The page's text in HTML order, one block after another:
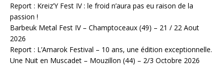
Report : Kreiz’Y Fest IV : le froid n’aura pas eu raison de la
passion !
Barbeuk Metal Fest IV – Champtoceaux (49) – 21 / 22 Aout
2026
Report : L’Amarok Festival – 10 ans, une édition exceptionnelle.
Une Nuit en Muscadet – Mouzillon (44) – 2/3 Octobre 2026